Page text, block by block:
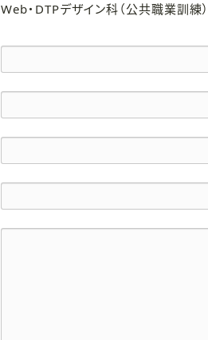
Web・DTPデザイン科（公共職業訓練）